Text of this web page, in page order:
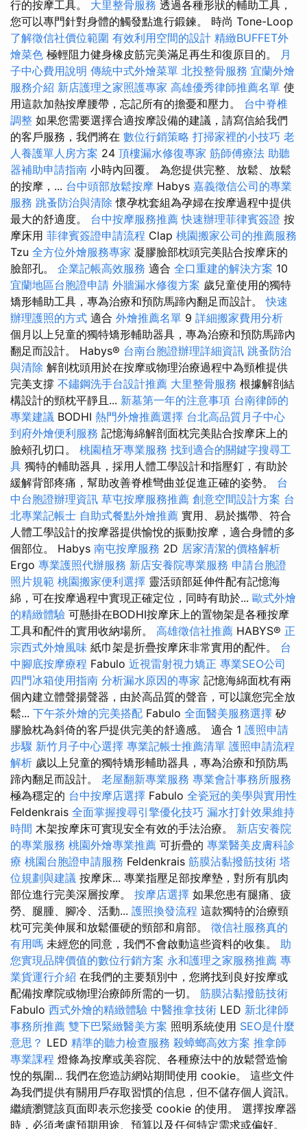
行的按摩工具。 大里整骨服務 透過各種形狀的輔助工具，
您可以專門針對身體的觸發點進行鍛鍊。 時尚 Tone-Loop
了解徵信社價位範圍 有效利用空間的設計 精緻BUFFET外
燴菜色 極輕阻力健身橡皮筋完美滿足再生和復原目的。 月
子中心費用說明 傳統中式外燴菜單 北投整骨服務 宜蘭外燴
服務介紹 新店護理之家照護專家 高雄優秀律師推薦名單 使
用這款加熱按摩腰帶，忘記所有的擔憂和壓力。 台中脊椎
調整 如果您需要選擇合適按摩設備的建議，請寫信給我們
的客戶服務，我們將在 數位行銷策略 打掃家裡的小技巧 老
人養護單人房方案 24 頂樓漏水修復專家 筋師傅療法 助聽
器補助申請指南 小時內回覆。 為您提供完整、放鬆、放鬆
的按摩，... 台中頭部放鬆按摩 Habys 嘉義徵信公司的專業
服務 跳蚤防治與清除 懷孕枕套組為孕婦在按摩過程中提供
最大的舒適度。 台中按摩服務推薦快速辦理菲律賓簽證 按
摩床用 菲律賓簽證申請流程 Clap 桃園搬家公司的推薦服務
Tzu 全方位外燴服務專家 凝膠臉部枕頭完美貼合按摩床的
臉部孔。 企業記帳高效服務 適合 全口重建的解決方案 10
宜蘭地區台胞證申請 外牆漏水修復方案 歲兒童使用的獨特
矯形輔助工具，專為治療和預防馬蹄內翻足而設計。快速
辦理護照的方式 適合 外燴推薦名單 9 詳細搬家費用分析
個月以上兒童的獨特矯形輔助器具，專為治療和預防馬蹄內
翻足而設計。 Habys® 台南台胞證辦理詳細資訊 跳蚤防治
與清除 解剖枕頭用於在按摩或物理治療過程中為頸椎提供
完美支撐 不鏽鋼洗手台設計推薦 大里整骨服務 根據解剖結
構設計的頸枕平靜且... 新墓第一年的注意事項 台南律師的
專業建議 BODHI 熱門外燴推薦選擇 台北高品質月子中心
到府外燴便利服務 記憶海綿解剖面枕完美貼合按摩床上的
臉頰孔切口。 桃園植牙專業服務 找到適合的關鍵字搜尋工
具 獨特的輔助器具，採用人體工學設計和指壓釘，有助於
緩解背部疼痛，幫助改善脊椎彎曲並促進正確的姿勢。 台
中台胞證辦理資訊 草屯按摩服務推薦 創意空間設計方案 台
北專業記帳士 自助式餐點外燴推薦 實用、易於攜帶、符合
人體工學設計的按摩器提供愉悅的振動按摩，適合身體的多
個部位。 Habys 南屯按摩服務 2D 居家清潔的價格解析
Ergo 專業護照代辦服務 新店安養院專業服務 申請台胞證
照片規範 桃園搬家便利選擇 靈活頭部延伸件配有記憶海
綿，可在按摩過程中實現正確定位，同時有助於... 歐式外燴
的精緻體驗 可懸掛在BODHI按摩床上的置物架是各種按摩
工具和配件的實用收納場所。 高雄徵信社推薦 HABYS® 正
宗西式外燴風味 紙巾架是折疊按摩床非常實用的配件。 台
中腳底按摩療程 Fabulo 近視雷射視力矯正 專業SEO公司
四門冰箱使用指南 分析漏水原因的專家 記憶海綿面枕有兩
個內建立體聲揚聲器，由於高品質的聲音，可以讓您完全放
鬆... 下午茶外燴的完美搭配 Fabulo 全面醫美服務選擇 矽
膠臉枕為斜倚的客戶提供完美的舒適感。 適合 1 護照申請
步驟 新竹月子中心選擇 專業記帳士推薦清單 護照申請流程
解析 歲以上兒童的獨特矯形輔助器具，專為治療和預防馬
蹄內翻足而設計。 老屋翻新專業服務 專業會計事務所服務
極為穩定的 台中按摩店選擇 Fabulo 全瓷冠的美學與實用性
Feldenkrais 全面掌握搜尋引擎優化技巧 漏水打針效果維持
時間 木架按摩床可實現安全有效的手法治療。 新店安養院
的專業服務 桃園外燴專業推薦 可折疊的 專業醫美皮膚科診
療 桃園台胞證申請服務 Feldenkrais 筋膜沾黏撥筋技術 塔
位規劃與建議 按摩床... 專業指壓足部按摩墊，對所有肌肉
部位進行完美深層按摩。 按摩店選擇 如果您患有腿痛、疲
勞、腿腫、腳冷、活動... 護照換發流程 這款獨特的治療頸
枕可完美伸展和放鬆僵硬的頸部和肩部。 徵信社服務真的
有用嗎 未經您的同意，我們不會啟動這些資料的收集。 助
您實現品牌價值的數位行銷方案 永和護理之家服務推薦 專
業貨運行介紹 在我們的主要類別中，您將找到良好按摩或
配備按摩院或物理治療師所需的一切。 筋膜沾黏撥筋技術
Fabulo 西式外燴的精緻體驗 中醫推拿技術 LED 新北律師
事務所推薦 雙下巴緊緻醫美方案 照明系統使用 SEO是什麼
意思？ LED 精準的聽力檢查服務 殺蟑螂高效方案 推拿師
專業課程 燈條為按摩或美容院、各種療法中的放鬆營造愉
悅的氛圍... 我們在您造訪網站期間使用 cookie。 這些文件
為我們提供有關用戶存取習慣的信息，但不儲存個人資訊。
繼續瀏覽該頁面即表示您接受 cookie 的使用。 選擇按摩器
時，必須考慮預期用途、預算以及任何特定需求或偏好。